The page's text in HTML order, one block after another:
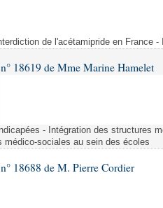
de l'acétamipride en France
18619 de Mme Marine Hamelet
- Intégration des structures
médico-sociales au sein des écoles
18688 de M. Pierre Cordier